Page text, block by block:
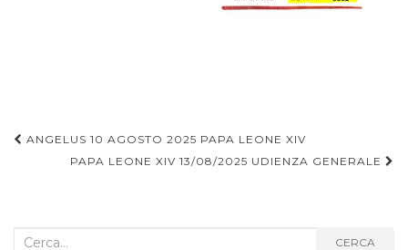
Navigazione
articoli
ANGELUS 10 AGOSTO 2025 PAPA LEONE XIV
PAPA LEONE XIV 13/08/2025 UDIENZA GENERALE
Cerca
CERCA